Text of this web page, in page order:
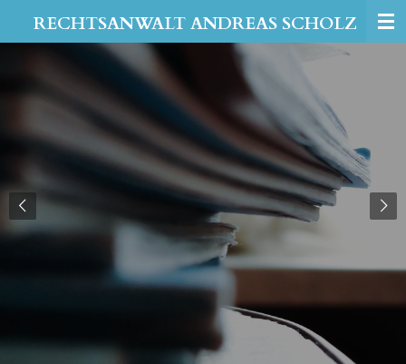
ZumRECHTSANWALT ANDREAS SCHOLZ